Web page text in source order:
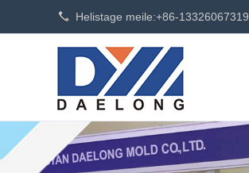
Helistage meile:+86-13326067319